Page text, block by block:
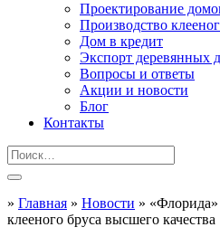
Проектирование
Производство
Дом в кредит
Экспорт деревянных
Вопросы и ответы
Акции и новости
Блог
Контакты
» Главная » Новости »
клееного бруса высшего качества